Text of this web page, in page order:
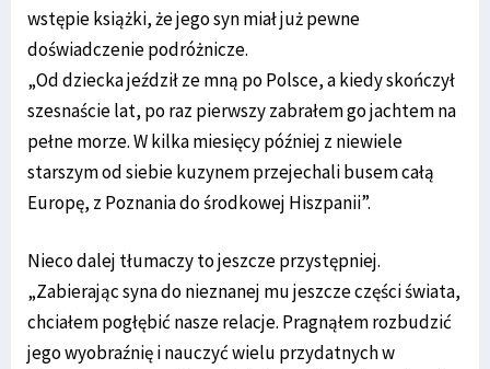
wstępie książki, że jego syn miał już pewne
doświadczenie podróżnicze.
„Od dziecka jeździł ze mną po Polsce, a kiedy skończył
szesnaście lat, po raz pierwszy zabrałem go jachtem na
pełne morze. W kilka miesięcy później z niewiele
starszym od siebie kuzynem przejechali busem całą
Europę, z Poznania do środkowej Hiszpanii”.
Nieco dalej tłumaczy to jeszcze przystępniej.
„Zabierając syna do nieznanej mu jeszcze części świata,
chciałem pogłębić nasze relacje. Pragnąłem rozbudzić
jego wyobraźnię i nauczyć wielu przydatnych w